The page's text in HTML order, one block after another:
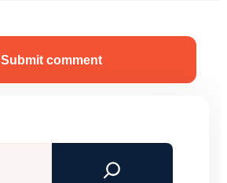
Submit comment